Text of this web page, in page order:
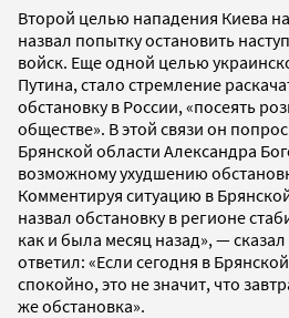
Второй целью нападения Киева
назвал попытку остановить
войск. Еще одной целью
Путина, стало стремление
обстановку в России, «посеять
обществе». В этой связи он
Брянской области Александра
возможному ухудшению
Комментируя ситуацию в
назвал обстановку в регионе
как и была месяц назад», —
ответил: «Если сегодня в
спокойно, это не значит, что
же обстановка».